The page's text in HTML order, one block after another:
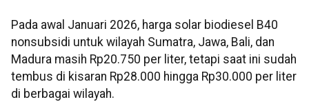
Pada awal Januari 2026, harga solar biodiesel B40
nonsubsidi untuk wilayah Sumatra, Jawa, Bali, dan
Madura masih Rp20.750 per liter, tetapi saat ini sudah
tembus di kisaran Rp28.000 hingga Rp30.000 per liter
di berbagai wilayah.